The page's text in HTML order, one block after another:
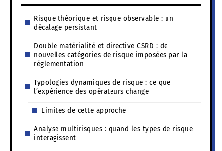
Risque théorique et risque observable : un
décalage persistant
Double matérialité et directive CSRD : de
nouvelles catégories de risque imposées par la
réglementation
Typologies dynamiques de risque : ce que
l’expérience des opérateurs change
Limites de cette approche
Analyse multirisques : quand les types de risque
interagissent